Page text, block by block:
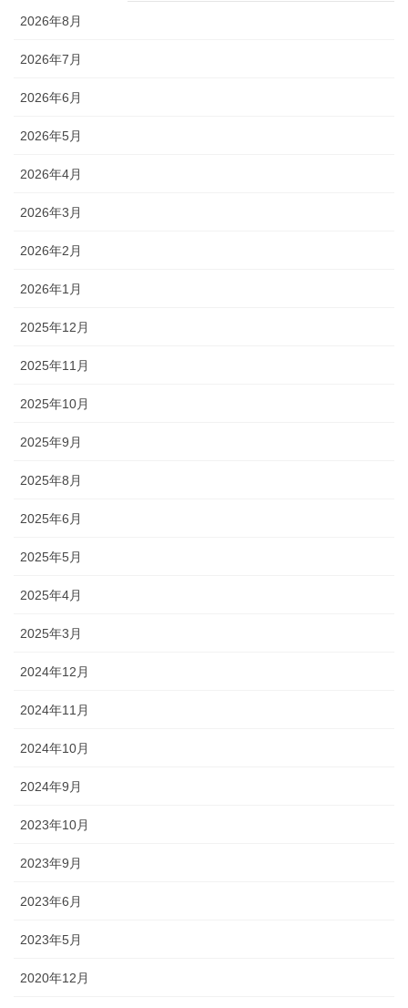
2026年8月
2026年7月
2026年6月
2026年5月
2026年4月
2026年3月
2026年2月
2026年1月
2025年12月
2025年11月
2025年10月
2025年9月
2025年8月
2025年6月
2025年5月
2025年4月
2025年3月
2024年12月
2024年11月
2024年10月
2024年9月
2023年10月
2023年9月
2023年6月
2023年5月
2020年12月